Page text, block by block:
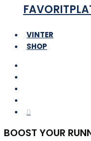
VINTER
SHOP
0
BOOST YOUR